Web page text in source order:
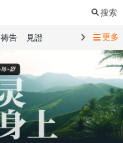
搜索
祷告
見證
課程精選
福音
傳道書
02 出埃及記
06 約書亞記
更多